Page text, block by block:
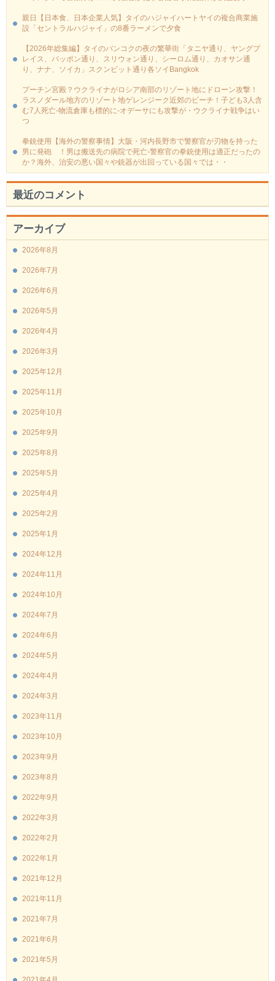
親日【日本食、日本企業人気】タイのハジャイハートヤイの複合商業施
設「セントラルハジャイ」の8番ラーメンで夕食
【2026年総集編】タイのバンコクの夜の繁華街「タニヤ通り、ヤングプ
レイス、パッポン通り、スリウォン通り、シーロム通り、カオサン通
り、ナナ、ソイカ」スクンビット通り各ソイBangkok
プーチン宮殿？ウクライナがロシア南部のリゾート地にドローン攻撃！
ラスノダール地方のリゾート地ゲレンジーク近郊のビーチ！子ども3人含
む7人死亡-物流倉庫も標的に‐オデーサにも攻撃が・ウクライナ戦争はい
つ
拳銃使用【海外の警察事情】大阪・河内長野市で警察官が刃物を持った
男に発砲 ！男は搬送先の病院で死亡-警察官の拳銃使用は適正だったの
か？海外、治安の悪い国々や銃器が出回っている国々では・・
最近のコメント
アーカイブ
2026年8月
2026年7月
2026年6月
2026年5月
2026年4月
2026年3月
2025年12月
2025年11月
2025年10月
2025年9月
2025年8月
2025年5月
2025年4月
2025年2月
2025年1月
2024年12月
2024年11月
2024年10月
2024年7月
2024年6月
2024年5月
2024年4月
2024年3月
2023年11月
2023年10月
2023年9月
2023年8月
2022年9月
2022年3月
2022年2月
2022年1月
2021年12月
2021年11月
2021年7月
2021年6月
2021年5月